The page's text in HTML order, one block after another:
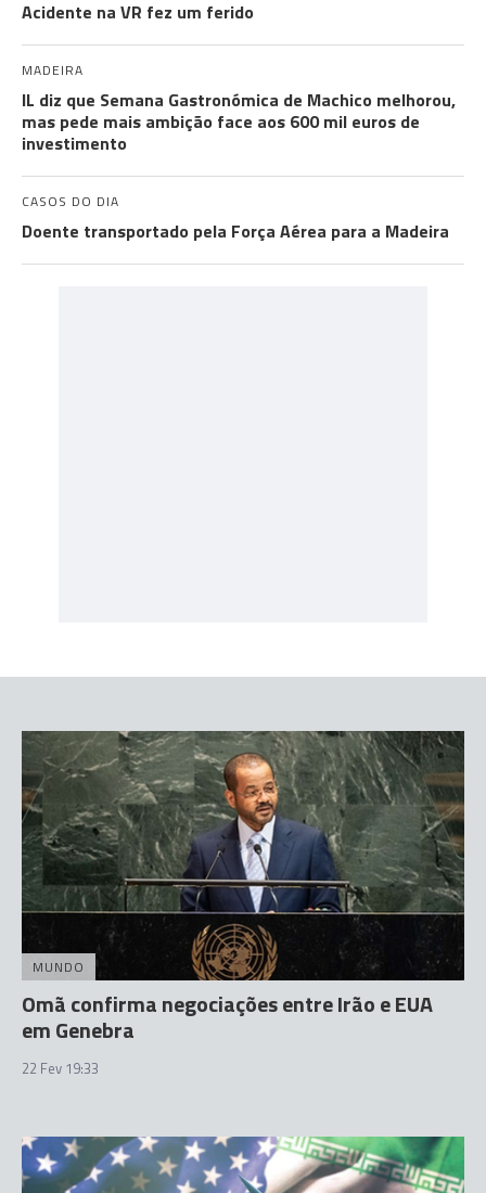
Acidente na VR fez um ferido
MADEIRA
IL diz que Semana Gastronómica de Machico melhorou,
mas pede mais ambição face aos 600 mil euros de
investimento
CASOS DO DIA
Doente transportado pela Força Aérea para a Madeira
MUNDO
Omã confirma negociações entre Irão e EUA
em Genebra
22 Fev 19:33